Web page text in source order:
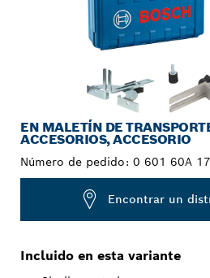
EN MALETÍN DE
ACCESORIOS, ACCESORIO
Número de pedido: 0 601 60A
Encontrar un
Incluido en esta variante